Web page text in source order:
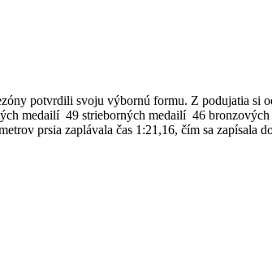
potvrdili svoju výbornú formu. Z podujatia si
medailí 49 strieborných medailí 46
prsia zaplávala čas 1:21,16, čím sa zapísala